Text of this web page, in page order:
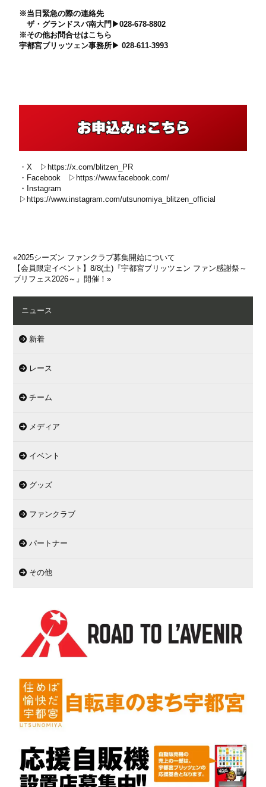
※当日緊急の際の連絡先
ザ・グランドスパ南大門▶028-678-8802
※その他お問合せはこちら
宇都宮ブリッツェン事務所▶ 028-611-3993
・X ▷ https://x.com/blitzen_PR
・Facebook ▷ https://www.facebook.com/
・Instagram
▷ https://www.instagram.com/utsunomiya_blitzen_official
«2025シーズン ファンクラブ募集開始について
【会員限定イベント】8/8(土)『宇都宮ブリッツェン ファン感謝祭～
ブリフェス2026～』開催！»
ニュース
新着
レース
チーム
メディア
イベント
グッズ
ファンクラブ
パートナー
その他